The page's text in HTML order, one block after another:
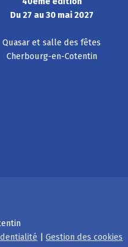
Du 27 au 30 mai 2027
Quasar et salle des fêtes
Cherbourg-en-Cotentin
|Gestion des cookies